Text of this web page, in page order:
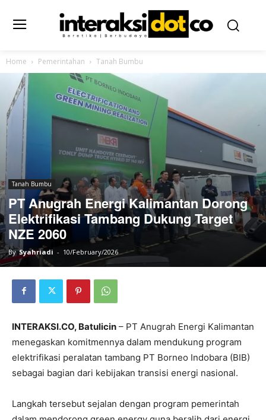
Home Pemerintahan Tanah Bumbu
Tanah Bumbu
PT Anugrah Energi Kalimantan Dorong
Elektrifikasi Tambang Dukung Target
NZE 2060
By Syahriadi - 10/February/2026
INTERAKSI.CO, Batulicin – PT Anugrah Energi Kalimantan
menegaskan komitmennya dalam mendukung program
elektrifikasi peralatan tambang PT Borneo Indobara (BIB)
sebagai bagian dari kebijakan transisi energi nasional.
Langkah tersebut sejalan dengan program pemerintah